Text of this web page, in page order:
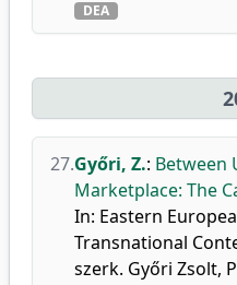
DEA
27.Győri, Z.: Between
Marketplace: The
In: Eastern
Transnational
szerk. Győri Zsolt,